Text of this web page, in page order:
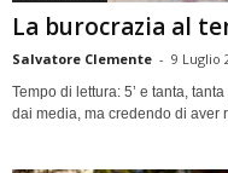
La burocrazia al
Salvatore Clemente - 9 Luglio
Tempo di lettura: 5’ e tanta,
dai media, ma credendo di aver